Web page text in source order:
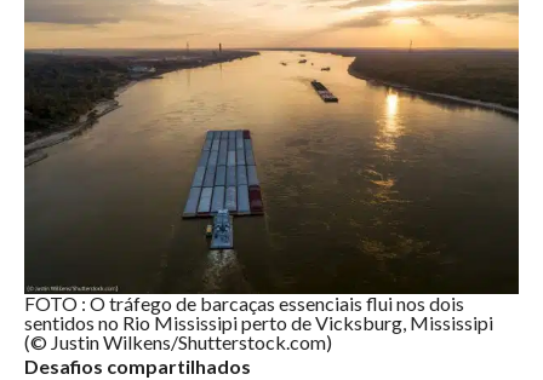
FOTO : O tráfego de barcaças essenciais flui nos dois
sentidos no Rio Mississipi perto de Vicksburg, Mississipi
(© Justin Wilkens/Shutterstock.com)
Desafios compartilhados